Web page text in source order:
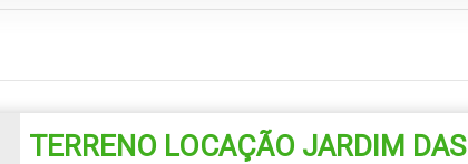
TERRENO LOCAÇÃO JARDIM DAS